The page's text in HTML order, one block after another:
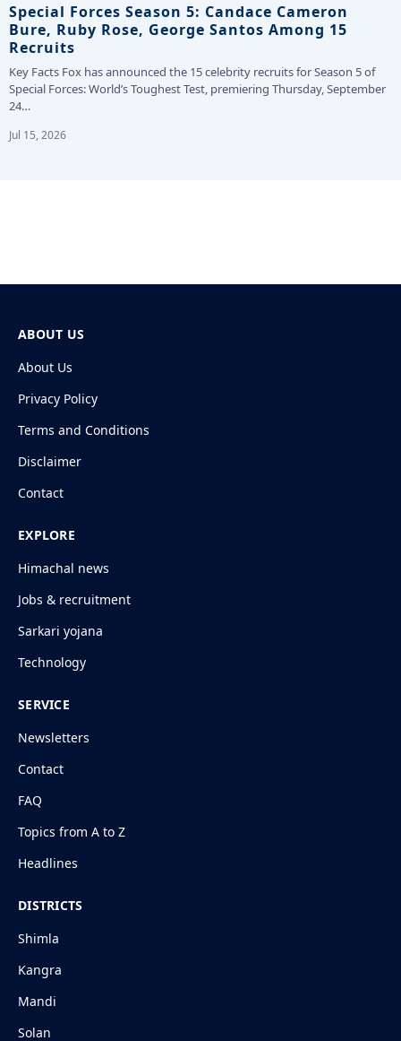
Special Forces Season 5: Candace Cameron
Bure, Ruby Rose, George Santos Among 15
Recruits
Key Facts Fox has announced the 15 celebrity recruits for Season 5 of
Special Forces: World’s Toughest Test, premiering Thursday, September
24…
Jul 15, 2026
ABOUT US
About Us
Privacy Policy
Terms and Conditions
Disclaimer
Contact
EXPLORE
Himachal news
Jobs & recruitment
Sarkari yojana
Technology
SERVICE
Newsletters
Contact
FAQ
Topics from A to Z
Headlines
DISTRICTS
Shimla
Kangra
Mandi
Solan